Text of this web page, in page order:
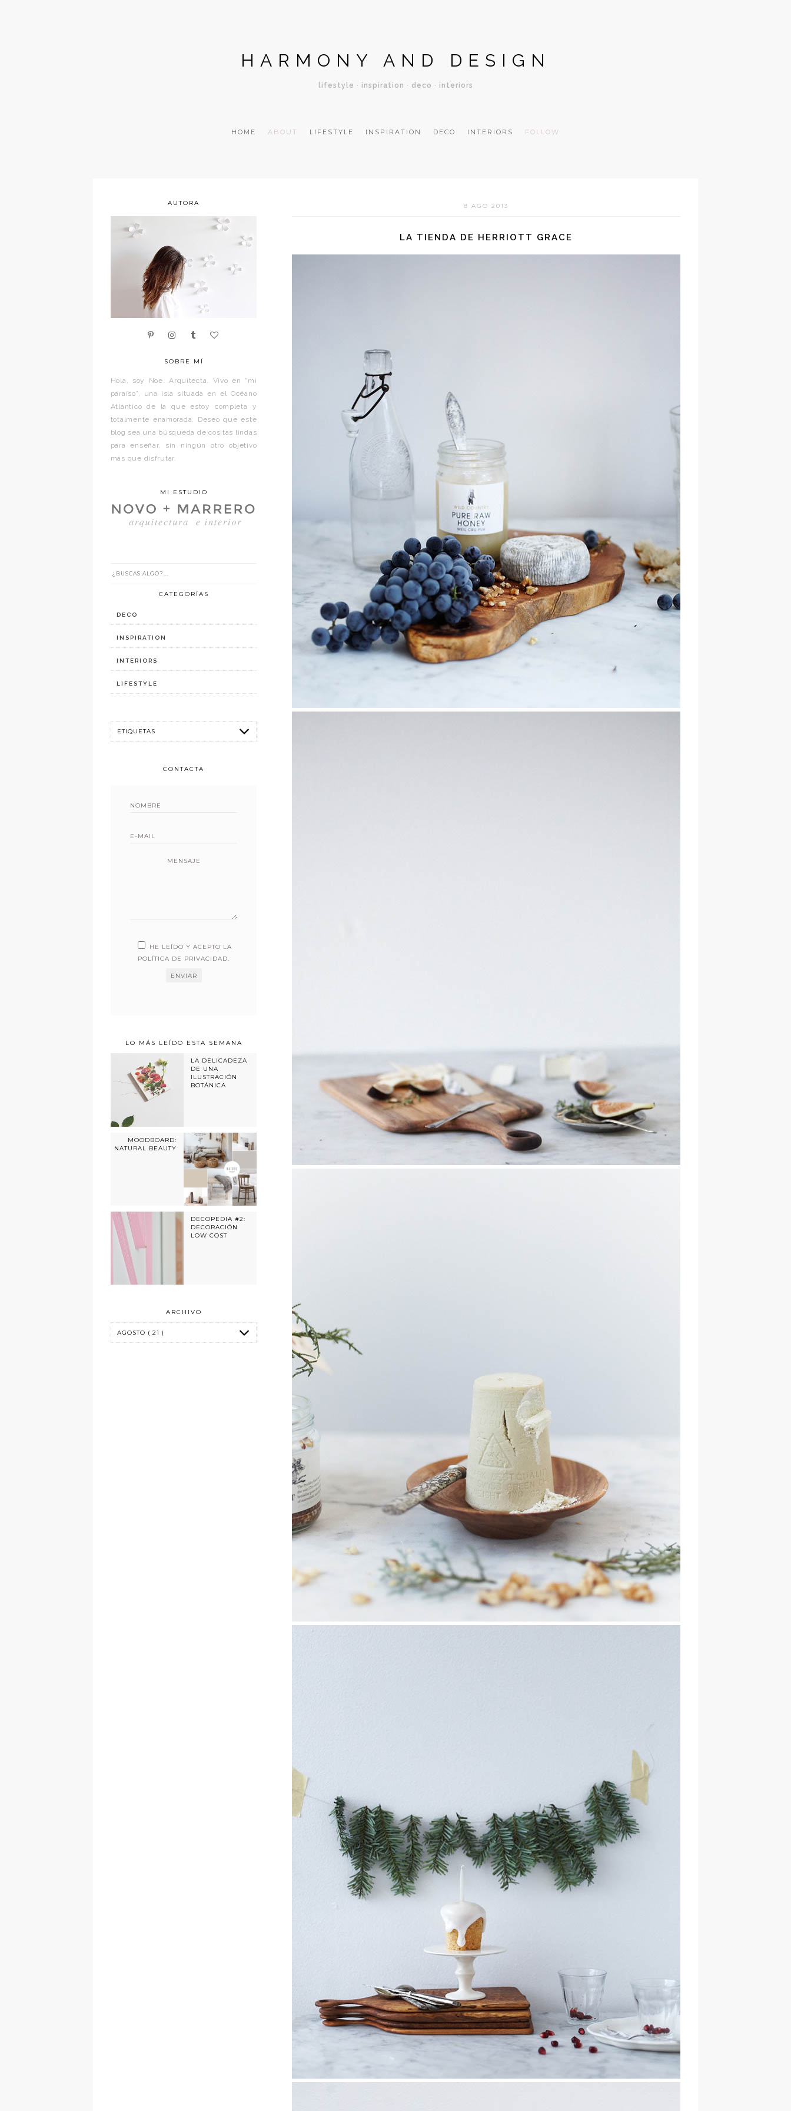
HARMONY AND DESIGN
lifestyle · inspiration · deco · interiors
HOME ABOUT LIFESTYLE INSPIRATION DECO INTERIORS FOLLOW
8 AGO 2013
LA TIENDA DE HERRIOTT GRACE
AUTORA
SOBRE MÍ
Hola, soy Noe. Arquitecta. Vivo en “mi
paraíso”, una isla situada en el Océano
Atlántico de la que estoy completa y
totalmente enamorada. Deseo que este
blog sea una búsqueda de cositas lindas
para enseñar, sin ningún otro objetivo
más que disfrutar.
MI ESTUDIO
CATEGORÍAS
DECO
INSPIRATION
INTERIORS
LIFESTYLE
CONTACTA
MENSAJE
HE LEÍDO Y ACEPTO LA
POLÍTICA DE PRIVACIDAD.
LO MÁS LEÍDO ESTA SEMANA
LA DELICADEZA
DE UNA
ILUSTRACIÓN
BOTÁNICA
MOODBOARD:
NATURAL BEAUTY
DECOPEDIA #2:
DECORACIÓN
LOW COST
ARCHIVO